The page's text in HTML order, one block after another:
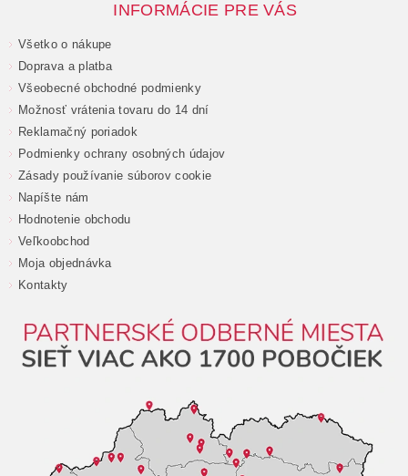
INFORMÁCIE PRE VÁS
Všetko o nákupe
Doprava a platba
Všeobecné obchodné podmienky
Možnosť vrátenia tovaru do 14 dní
Reklamačný poriadok
Podmienky ochrany osobných údajov
Zásady používanie súborov cookie
Napíšte nám
Hodnotenie obchodu
Veľkoobchod
Moja objednávka
Kontakty